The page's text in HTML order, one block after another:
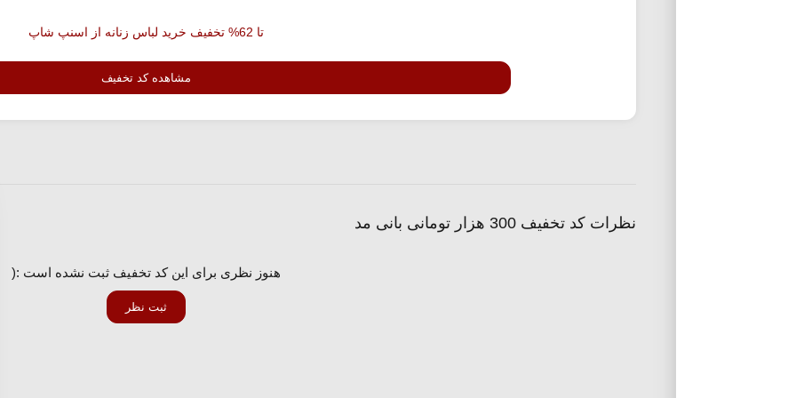
تا 62% تخفیف خرید لباس زنانه از اسنپ شاپ
مشاهده کد تخفیف
نظرات کد تخفیف 300 هزار تومانی بانی مد
هنوز نظری برای این کد تخفیف ثبت نشده است :(
ثبت نظر